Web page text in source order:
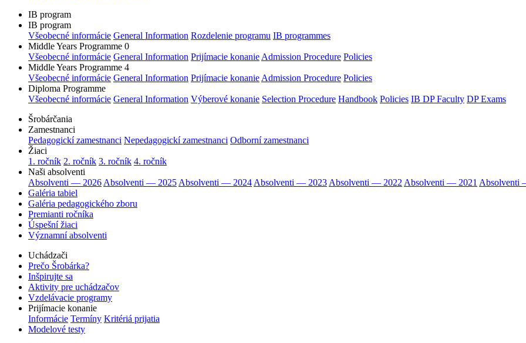
IB program
IB program
Všeobecné informácie General Information Rozdelenie programu IB programmes
Middle Years Programme 0
Všeobecné informácie General Information Prijímacie konanie Admission Procedure Policies
Middle Years Programme 4
Všeobecné informácie General Information Prijímacie konanie Admission Procedure Policies
Diploma Programme
Všeobecné informácie General Information Výberové konanie Selection Procedure Handbook Policies IB DP Faculty DP Exams
Šrobárčania
Zamestnanci
Pedagogickí zamestnanci Nepedagogickí zamestnanci Odborní zamestnanci
Žiaci
1. ročník 2. ročník 3. ročník 4. ročník
Naši absolventi
Absolventi — 2026 Absolventi — 2025 Absolventi — 2024 Absolventi — 2023 Absolventi — 2022 Absolventi — 2021 Absolventi
Galéria tabiel
Galéria pedagogického zboru
Premianti ročníka
Úspešní žiaci
Významní absolventi
Uchádzači
Prečo Šrobárka?
Inšpirujte sa
Aktivity pre uchádzačov
Vzdelávacie programy
Prijímacie konanie
Informácie Termíny Kritériá prijatia
Modelové testy